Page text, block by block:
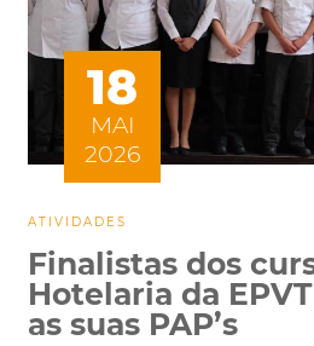
18
MAI
2026
ATIVIDADES
Finalistas dos
Hotelaria da
as suas PAP’s